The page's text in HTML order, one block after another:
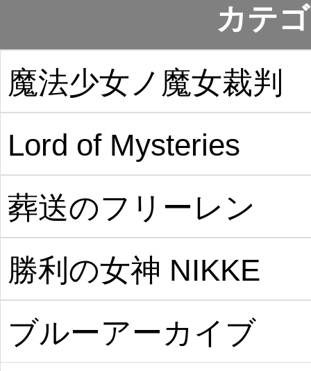
カテ
魔法少女ノ魔女裁判
Lord of Mysteries
葬送のフリーレン
勝利の女神 NIKKE
ブルーアーカイブ